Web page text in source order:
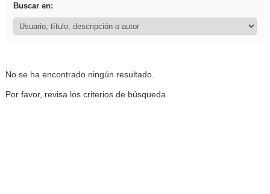
Buscar en:
No se ha encontrado ningún resultado.
Por favor, revisa los criterios de búsqueda.